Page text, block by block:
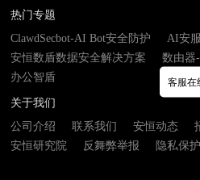
热门专题
ClawdSecbot-AI Bot安全防护
AI安
安恒数盾数据安全解决方案
数由器
办公智盾
关于我们
公司介绍
联系我们 安恒动态
安恒研究院
反舞弊举报 隐私保护
客服在